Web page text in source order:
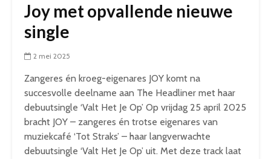
Joy met opvallende nieuwe
single
2 mei 2025
Zangeres én kroeg-eigenares JOY komt na
succesvolle deelname aan The Headliner met haar
debuutsingle ‘Valt Het Je Op’ Op vrijdag 25 april 2025
bracht JOY – zangeres én trotse eigenares van
muziekcafé ‘Tot Straks’ – haar langverwachte
debuutsingle ‘Valt Het Je Op’ uit. Met deze track laat